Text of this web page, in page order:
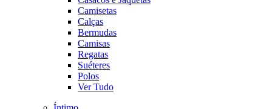
Camisetas
Calças
Bermudas
Camisas
Regatas
Suéteres
Polos
Ver Tudo